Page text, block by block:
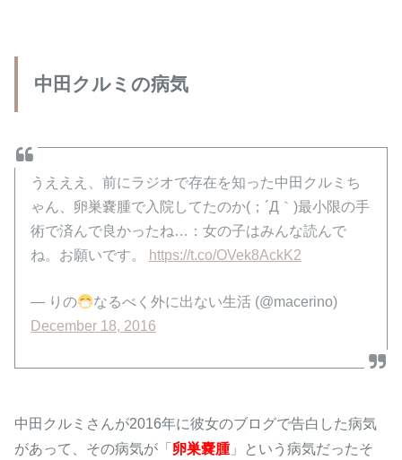
中田クルミの病気
うえええ、前にラジオで存在を知った中田クルミち
ゃん、卵巣嚢腫で入院してたのか(；´Д｀)最小限の手
術で済んで良かったね…：女の子はみんな読んで
ね。お願いです。
https://t.co/OVek8AckK2
— りの
なるべく外に出ない生活 (@macerino)
December 18, 2016
中田クルミさんが2016年に彼女のブログで告白した病気
があって、その病気が「 卵巣嚢腫」という病気だったそ